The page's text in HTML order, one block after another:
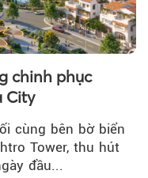
chinh phục
City
cùng bên bờ biển
Tower, thu hút
đầu...